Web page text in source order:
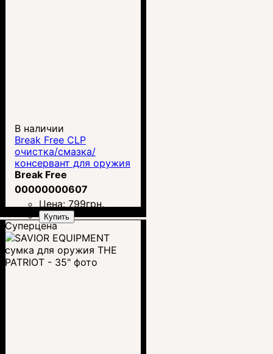
В наличии
Break Free CLP
очистка/смазка/
консервант для оружия
118мл
Break Free
00000000607
Цена: 799грн.
Купить
Суперцена